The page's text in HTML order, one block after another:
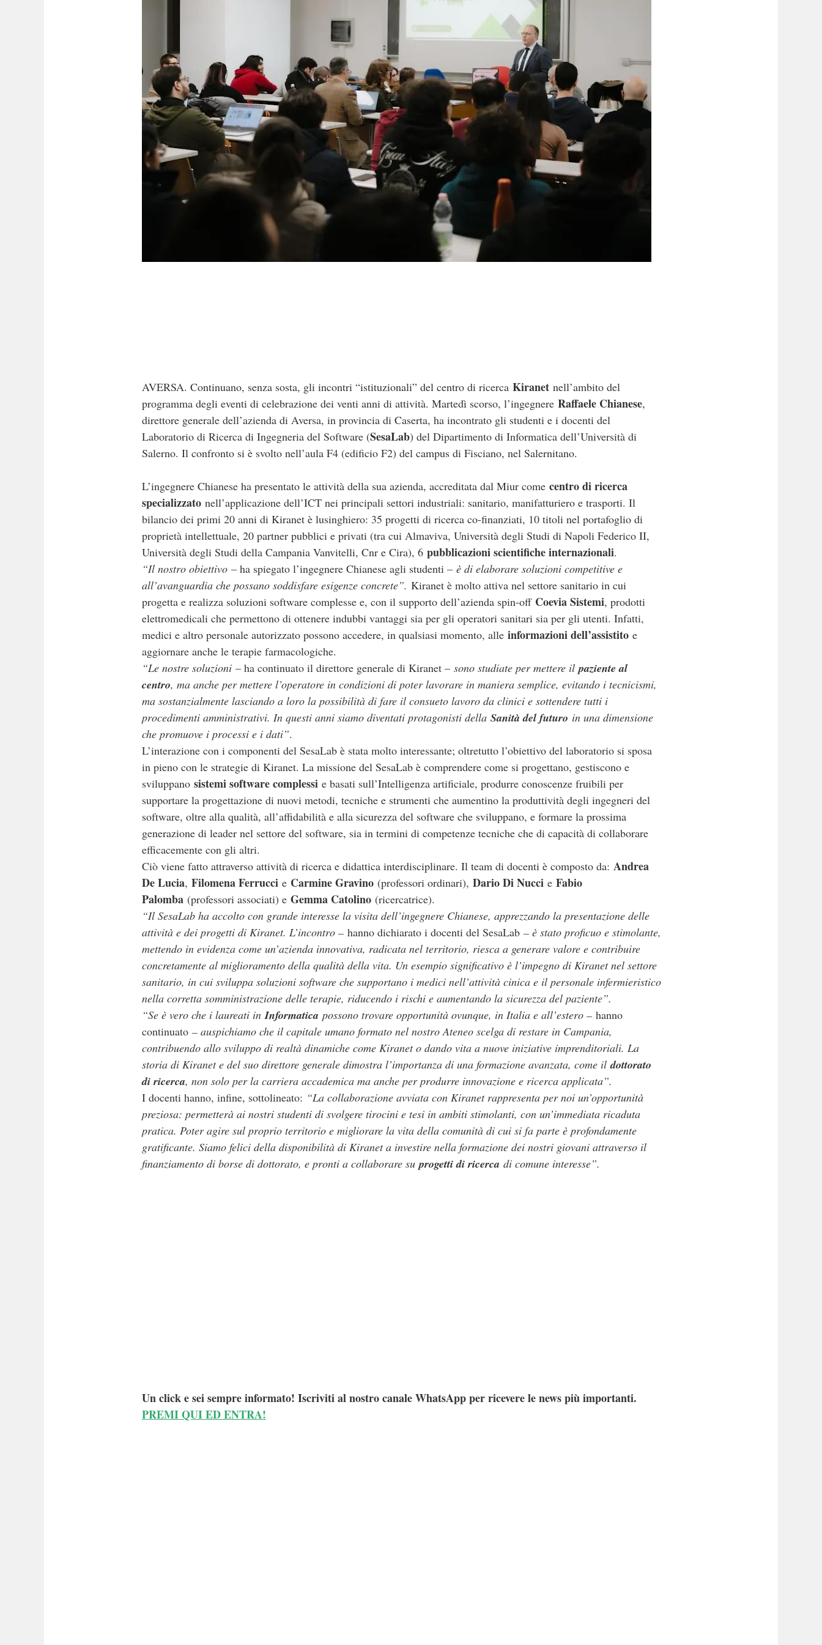
AVERSA. Continuano, senza sosta, gli incontri “istituzionali” del centro di ricerca Kiranet nell’ambito del
programma degli eventi di celebrazione dei venti anni di attività. Martedì scorso, l’ingegnere Raffaele Chianese,
direttore generale dell’azienda di Aversa, in provincia di Caserta, ha incontrato gli studenti e i docenti del
Laboratorio di Ricerca di Ingegneria del Software (SesaLab) del Dipartimento di Informatica dell’Università di
Salerno. Il confronto si è svolto nell’aula F4 (edificio F2) del campus di Fisciano, nel Salernitano.
L’ingegnere Chianese ha presentato le attività della sua azienda, accreditata dal Miur come centro di ricerca
specializzato nell’applicazione dell’ICT nei principali settori industriali: sanitario, manifatturiero e trasporti. Il
bilancio dei primi 20 anni di Kiranet è lusinghiero: 35 progetti di ricerca co-finanziati, 10 titoli nel portafoglio di
proprietà intellettuale, 20 partner pubblici e privati (tra cui Almaviva, Università degli Studi di Napoli Federico II,
Università degli Studi della Campania Vanvitelli, Cnr e Cira), 6 pubblicazioni scientifiche internazionali.
“Il nostro obiettivo – ha spiegato l’ingegnere Chianese agli studenti – è di elaborare soluzioni competitive e
all’avanguardia che possano soddisfare esigenze concrete”. Kiranet è molto attiva nel settore sanitario in cui
progetta e realizza soluzioni software complesse e, con il supporto dell’azienda spin-off Coevia Sistemi, prodotti
elettromedicali che permettono di ottenere indubbi vantaggi sia per gli operatori sanitari sia per gli utenti. Infatti,
medici e altro personale autorizzato possono accedere, in qualsiasi momento, alle informazioni dell’assistito e
aggiornare anche le terapie farmacologiche.
“Le nostre soluzioni – ha continuato il direttore generale di Kiranet – sono studiate per mettere ilpaziente al
centro, ma anche per mettere l’operatore in condizioni di poter lavorare in maniera semplice, evitando i tecnicismi,
ma sostanzialmente lasciando a loro la possibilità di fare il consueto lavoro da clinici e sottendere tutti i
procedimenti amministrativi. In questi anni siamo diventati protagonisti della Sanità del futuro in una dimensione
che promuove i processi e i dati”.
L’interazione con i componenti del SesaLab è stata molto interessante; oltretutto l’obiettivo del laboratorio si sposa
in pieno con le strategie di Kiranet. La missione del SesaLab è comprendere come si progettano, gestiscono e
sviluppano sistemi software complessi e basati sull’Intelligenza artificiale, produrre conoscenze fruibili per
supportare la progettazione di nuovi metodi, tecniche e strumenti che aumentino la produttività degli ingegneri del
software, oltre alla qualità, all’affidabilità e alla sicurezza del software che sviluppano, e formare la prossima
generazione di leader nel settore del software, sia in termini di competenze tecniche che di capacità di collaborare
efficacemente con gli altri.
Ciò viene fatto attraverso attività di ricerca e didattica interdisciplinare. Il team di docenti è composto da: Andrea
De Lucia, Filomena Ferrucci e Carmine Gravino (professori ordinari), Dario Di Nucci e Fabio
Palomba (professori associati) e Gemma Catolino (ricercatrice).
“Il SesaLab ha accolto con grande interesse la visita dell’ingegnere Chianese, apprezzando la presentazione delle
attività e dei progetti di Kiranet. L’incontro – hanno dichiarato i docenti del SesaLab – è stato proficuo e stimolante,
mettendo in evidenza come un’azienda innovativa, radicata nel territorio, riesca a generare valore e contribuire
concretamente al miglioramento della qualità della vita. Un esempio significativo è l’impegno di Kiranet nel settore
sanitario, in cui sviluppa soluzioni software che supportano i medici nell’attività cinica e il personale infermieristico
nella corretta somministrazione delle terapie, riducendo i rischi e aumentando la sicurezza del paziente”.
“Se è vero che i laureati inInformatica possono trovare opportunità ovunque, in Italia e all’estero – hanno
continuato – auspichiamo che il capitale umano formato nel nostro Ateneo scelga di restare in Campania,
contribuendo allo sviluppo di realtà dinamiche come Kiranet o dando vita a nuove iniziative imprenditoriali. La
storia di Kiranet e del suo direttore generale dimostra l’importanza di una formazione avanzata, come ildottorato
di ricerca, non solo per la carriera accademica ma anche per produrre innovazione e ricerca applicata”.
I docenti hanno, infine, sottolineato: “La collaborazione avviata con Kiranet rappresenta per noi un’opportunità
preziosa: permetterà ai nostri studenti di svolgere tirocini e tesi in ambiti stimolanti, con un’immediata ricaduta
pratica. Poter agire sul proprio territorio e migliorare la vita della comunità di cui si fa parte è profondamente
gratificante. Siamo felici della disponibilità di Kiranet a investire nella formazione dei nostri giovani attraverso il
finanziamento di borse di dottorato, e pronti a collaborare suprogetti di ricerca di comune interesse”.
Un click e sei sempre informato! Iscriviti al nostro canale WhatsApp per ricevere le news più importanti.
PREMI QUI ED ENTRA!